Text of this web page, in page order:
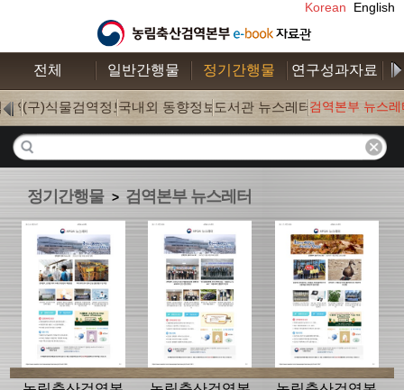
Korean English
전체 일반간행물 정기간행물 연구성과자료
검역(0)
(구)식물검역정보(0)
국내외 동향정보(177)
도서관 뉴스레터(18)
검역본부 뉴스레
정기간행물 > 검역본부 뉴스레터